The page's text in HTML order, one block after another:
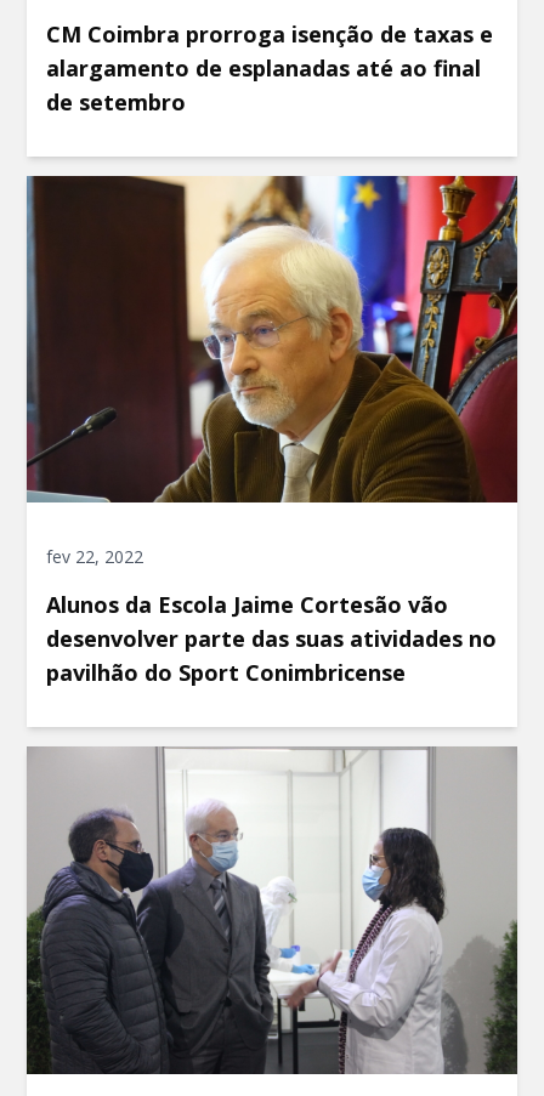
CM Coimbra prorroga isenção de taxas e
alargamento de esplanadas até ao final
de setembro
fev 22, 2022
Alunos da Escola Jaime Cortesão vão
desenvolver parte das suas atividades no
pavilhão do Sport Conimbricense